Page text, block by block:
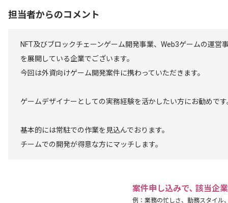
担当者からのコメント
NFT及びブロックチェーンゲーム開発事業、Web3ゲームの運営
を展開している企業でございます。
今回は外資向けゲーム開発案件に携わっていただきます。
ゲームデザイナーとしての実務経験を活かしたい方にお勧めです
基本的には常駐での作業を見込んでおります。
チームでの開発が得意な方にマッチします。
案件申し込みで､ 該当企
例：業務の忙しさ、勤務スタイル